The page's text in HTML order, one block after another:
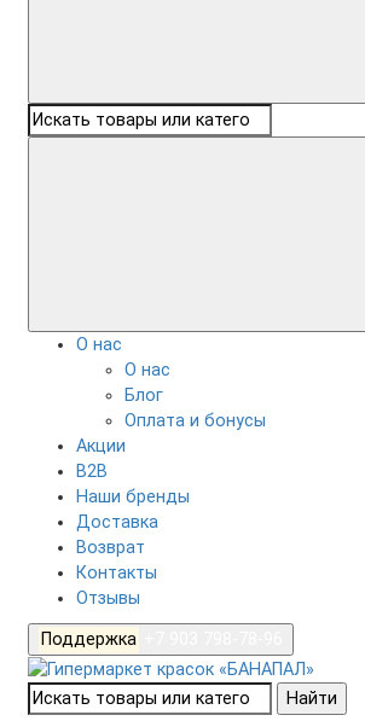
О нас
О нас
Блог
Оплата и бонусы
Акции
B2B
Наши бренды
Доставка
Возврат
Контакты
Отзывы
Поддержка
Найти